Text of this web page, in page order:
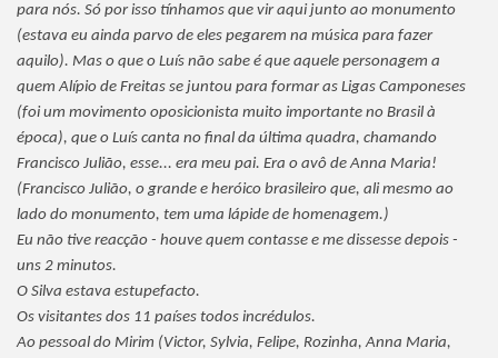
para nós. Só por isso tínhamos que vir aqui junto ao monumento
(estava eu ainda parvo de eles pegarem na música para fazer
aquilo). Mas o que o Luís não sabe é que aquele personagem a
quem Alípio de Freitas se juntou para formar as Ligas Camponeses
(foi um movimento oposicionista muito importante no Brasil à
época), que o Luís canta no final da última quadra, chamando
Francisco Julião, esse... era meu pai. Era o avô de Anna Maria!
(Francisco Julião, o grande e heróico brasileiro que, ali mesmo ao
lado do monumento, tem uma lápide de homenagem.)
Eu não tive reacção - houve quem contasse e me dissesse depois -
uns 2 minutos.
O Silva estava estupefacto.
Os visitantes dos 11 países todos incrédulos.
Ao pessoal do Mirim (Victor, Sylvia, Felipe, Rozinha, Anna Maria,